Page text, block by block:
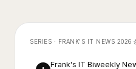
SERIES · FRANK'S IT NEWS 2026
Frank's IT Biweekly